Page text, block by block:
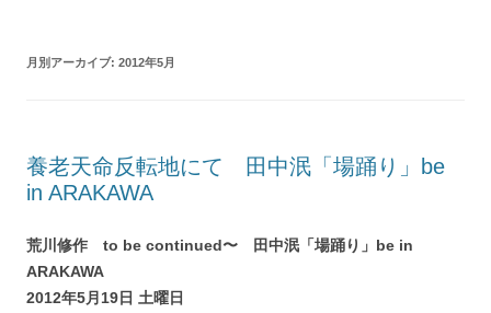
月別アーカイブ: 2012年5月
養老天命反転地にて 田中泯「場踊り」be
in ARAKAWA
荒川修作 to be continued〜 田中泯「場踊り」be in
ARAKAWA
2012年5月19日 土曜日